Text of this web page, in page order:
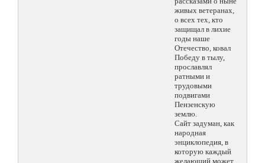
живых ветеранах,
о всех тех, кто
защищал в лихие
годы наше
Отечество, ковал
Победу в тылу,
прославлял
ратными и
трудовыми
подвигами
Пензенскую
землю.
Сайт задуман, как
народная
энциклопедия, в
которую каждый
желающий может